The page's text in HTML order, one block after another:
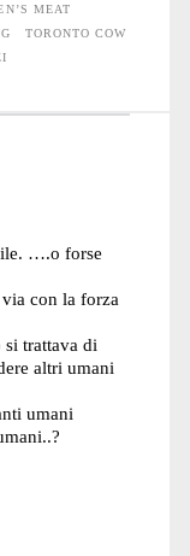
MEAT
TORONTO COW
….o forse
con la forza
trattava di
altri umani
umani